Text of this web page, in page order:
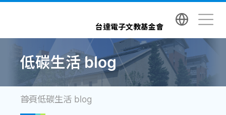
台達電子文教基金會
低碳生活 blog
首頁低碳生活 blog